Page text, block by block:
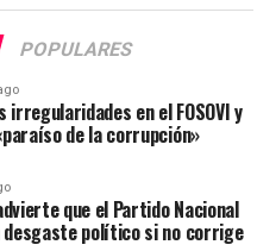
POPULARES
irregularidades en el FOSOVI y
de la corrupción»
que el Partido Nacional
político si no corrige